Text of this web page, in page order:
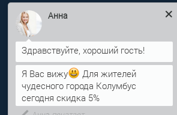
Звоните нам
Информация
Здравствуйте, хороший гость!
Я Вас вижу
Для жителей
чудесного города Колумбус
сегодня скидка 5%